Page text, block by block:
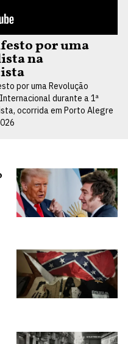
por uma
na
por uma Revolução
durante a 1ª
ocorrida em Porto Alegre